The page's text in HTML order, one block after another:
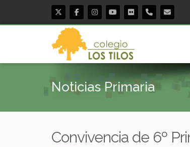
Noticias Primaria
Convivencia de 6º